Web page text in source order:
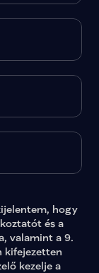
hogy
és a
valamint a 9.
kifejezetten
kezelje a